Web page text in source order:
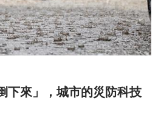
下來」，城市的災防科技